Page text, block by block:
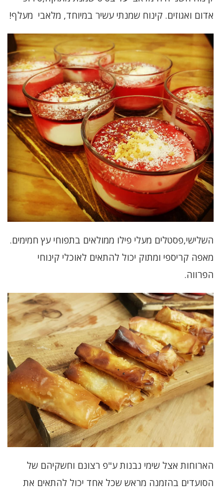
אדום ואגוזים. קינוח שמנתי עשיר במיוחד, מלאבי מעלף!
השלישי,פסטלים מעלי פילו ממולאים בתפוחי עץ חמימים.
מאפה קריספי ומתוק יכול להתאים לאוכלי קינוחי
הפרווה.
הארוחות אצל שימי נבנות ע"פ רצונם וחשקיהם של
הסועדים בהזמנה מראש שכל אחד יכול להתאים את